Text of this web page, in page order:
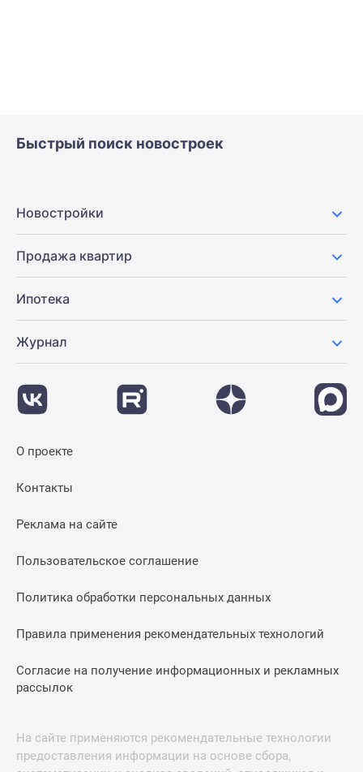
Быстрый поиск новостроек
Новостройки
Продажа квартир
Ипотека
Журнал
О проекте
Контакты
Реклама на сайте
Пользовательское соглашение
Политика обработки персональных данных
Правила применения рекомендательных технологий
Согласие на получение информационных и рекламных
рассылок
На сайте применяются рекомендательные технологии
предоставления информации на основе сбора,